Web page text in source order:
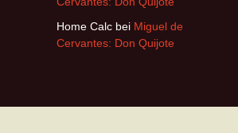
Home Calc bei Miguel de
Cervantes: Don Quijote